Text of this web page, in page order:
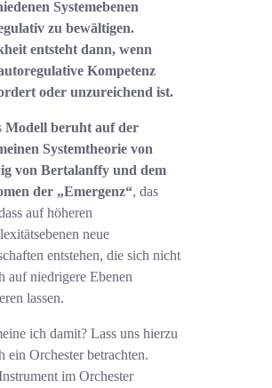
Systemebenen
zu bewältigen.
entsteht dann, wenn
Kompetenz
oder unzureichend ist.
Modell beruht auf der
Systemtheorie von
von Bertalanffy und dem
der „Emergenz“, das
auf höheren
neue
entstehen, die sich nicht
auf niedrigere Ebenen
lassen.
ich damit? Lass uns hierzu
ein Orchester betrachten.
im Orchester